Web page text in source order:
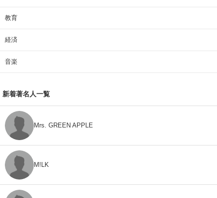
教育
経済
音楽
新着著名人一覧
Mrs. GREEN APPLE
M!LK